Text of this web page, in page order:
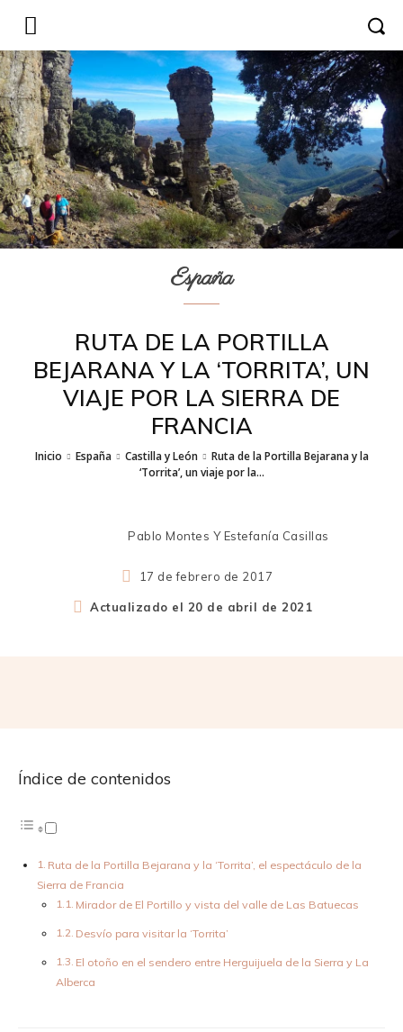
España
RUTA DE LA PORTILLA
BEJARANA Y LA ‘TORRITA’, UN
VIAJE POR LA SIERRA DE
FRANCIA
Inicio España Castilla y León
Ruta de la Portilla Bejarana y la
‘Torrita’, un viaje por la...
Pablo Montes Y Estefanía Casillas
17 de febrero de 2017
Actualizado el 20 de abril de 2021
Índice de contenidos
Ruta de la Portilla Bejarana y la ‘Torrita’, el espectáculo de la
Sierra de Francia
Mirador de El Portillo y vista del valle de Las Batuecas
Desvío para visitar la ‘Torrita’
El otoño en el sendero entre Herguijuela de la Sierra y La
Alberca